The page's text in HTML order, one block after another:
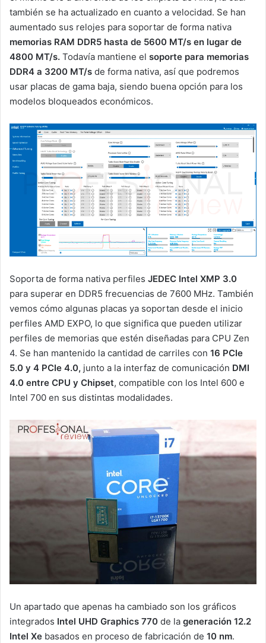
también se ha actualizado en cuanto a velocidad. Se han
aumentado sus relojes para soportar de forma nativa
memorias RAM DDR5 hasta de 5600 MT/s en lugar de
4800 MT/s. Todavía mantiene el soporte para memorias
DDR4 a 3200 MT/s de forma nativa, así que podremos
usar placas de gama baja, siendo buena opción para los
modelos bloqueados económicos.
Soporta de forma nativa perfiles JEDEC Intel XMP 3.0
para superar en DDR5 frecuencias de 7600 MHz. También
vemos cómo algunas placas ya soportan desde el inicio
perfiles AMD EXPO, lo que significa que pueden utilizar
perfiles de memorias que estén diseñadas para CPU Zen
4. Se han mantenido la cantidad de carriles con 16 PCIe
5.0 y 4 PCIe 4.0, junto a la interfaz de comunicación DMI
4.0 entre CPU y Chipset, compatible con los Intel 600 e
Intel 700 en sus distintas modalidades.
Un apartado que apenas ha cambiado son los gráficos
integrados Intel UHD Graphics 770 de la generación 12.2
Intel Xe basados en proceso de fabricación de 10 nm.